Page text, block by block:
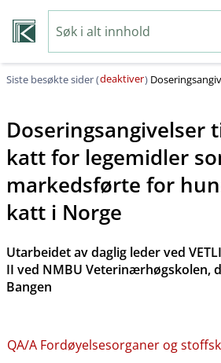
Siste besøkte sider (deaktiver)
Doseringsangivelser
katt for legemidler
markedsførte for
katt i Norge
Utarbeidet av daglig leder ved
II ved NMBU Veterinærhøgskolen,
Bangen
QA​/​A Fordøyelsesorganer og